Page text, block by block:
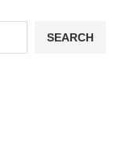
SEARCH